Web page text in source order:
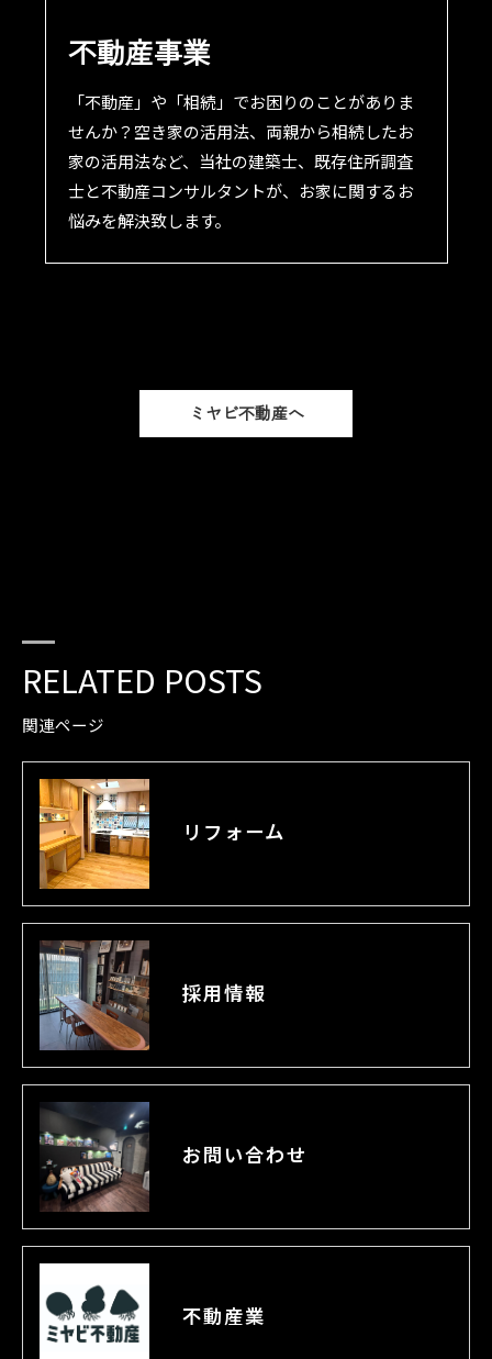
不動産事業
「不動産」や「相続」でお困りのことがありま
せんか？空き家の活用法、両親から相続したお
家の活用法など、当社の建築士、既存住所調査
士と不動産コンサルタントが、お家に関するお
悩みを解決致します。
ミヤビ不動産へ
関連ページ
RELATED POSTS
リフォーム
採用情報
お問い合わせ
不動産業